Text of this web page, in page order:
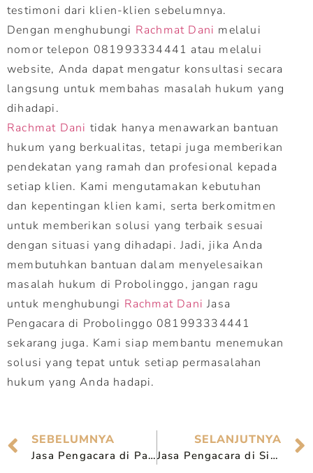
testimoni dari klien-klien sebelumnya.
Dengan menghubungi Rachmat Dani melalui
nomor telepon 081993334441 atau melalui
website, Anda dapat mengatur konsultasi secara
langsung untuk membahas masalah hukum yang
dihadapi.
Rachmat Dani tidak hanya menawarkan bantuan
hukum yang berkualitas, tetapi juga memberikan
pendekatan yang ramah dan profesional kepada
setiap klien. Kami mengutamakan kebutuhan
dan kepentingan klien kami, serta berkomitmen
untuk memberikan solusi yang terbaik sesuai
dengan situasi yang dihadapi. Jadi, jika Anda
membutuhkan bantuan dalam menyelesaikan
masalah hukum di Probolinggo, jangan ragu
untuk menghubungi Rachmat Dani Jasa
Pengacara di Probolinggo 081993334441
sekarang juga. Kami siap membantu menemukan
solusi yang tepat untuk setiap permasalahan
hukum yang Anda hadapi.
SEBELUMNYA
Jasa Pengacara di Pasuruan 081993334441, Pilihan Tepat Solusi Masalah Hukum
SELANJUTNYA
Jasa Pengacara di Sidoarjo 081993334441, Pilihan Tepat Solusi Masalah Hukum